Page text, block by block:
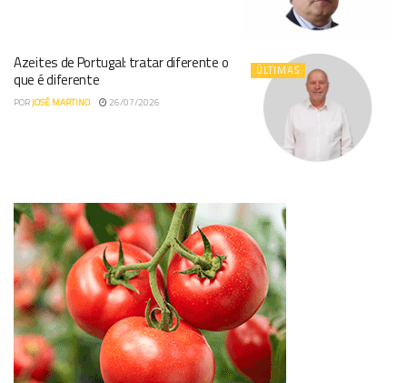
ÚLTIMAS
Azeites de Portugal: tratar diferente o
que é diferente
PORJOSÉ MARTINO 26/07/2026